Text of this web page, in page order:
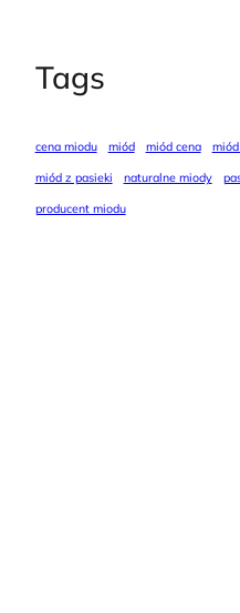
Tags
cena miodu miód miód cena
miód z pasieki
naturalne miody
producent miodu